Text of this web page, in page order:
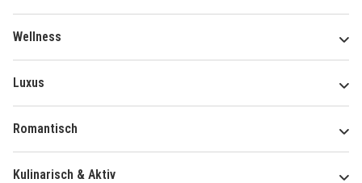
Wellness
Luxus
Romantisch
Kulinarisch & Aktiv